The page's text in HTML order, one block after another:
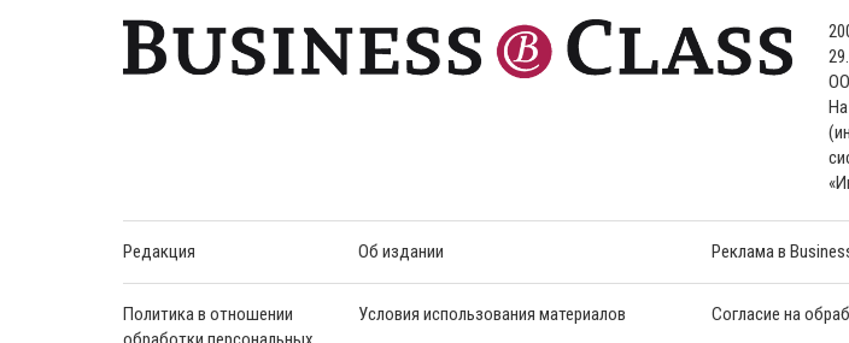
Редакция Об издании Реклама в
Политика в отношении
Условия использования материалов Согласие на